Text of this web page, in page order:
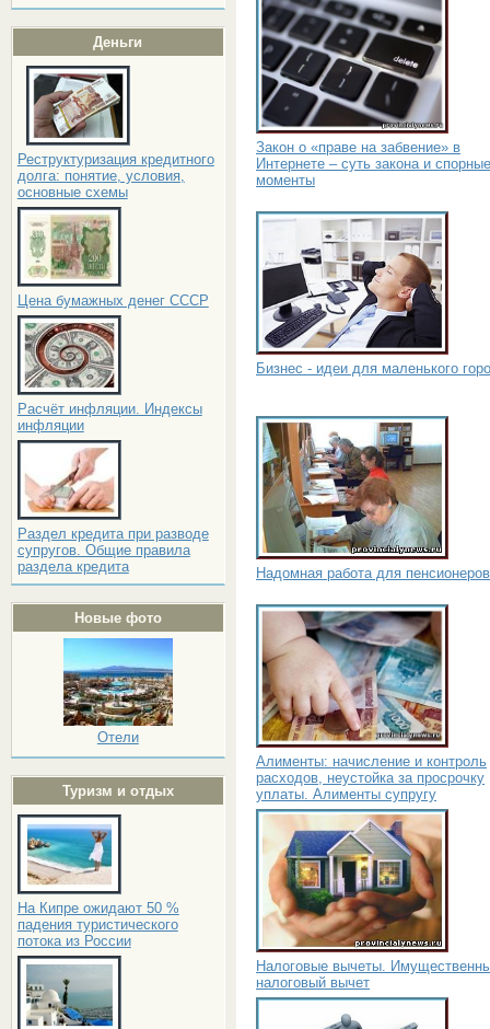
Деньги
Реструктуризация кредитного
долга: понятие, условия,
основные схемы
Цена бумажных денег СССР
Расчёт инфляции. Индексы
инфляции
Раздел кредита при разводе
супругов. Общие правила
раздела кредита
Новые фото
Отели
Туризм и отдых
На Кипре ожидают 50 %
падения туристического
потока из России
Закон о «праве на забвение» в
Интернете – суть закона и спорные
моменты
Бизнес - идеи для маленького
Надомная работа для пенсионеров
Алименты: начисление и контроль
расходов, неустойка за просрочку
уплаты. Алименты супругу
Налоговые вычеты.
налоговый вычет